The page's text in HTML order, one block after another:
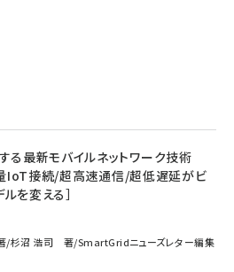
る最新モバイルネットワーク技術
IoT接続/超高速通信/超低遅延がビ
を変える］
/杉沼 浩司 著/SmartGridニューズレター編集